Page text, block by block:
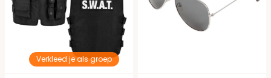
Verkleed je als groep